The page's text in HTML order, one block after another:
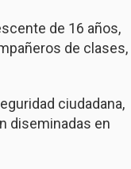
de 16 años,
de clases,
ciudadana,
diseminadas en